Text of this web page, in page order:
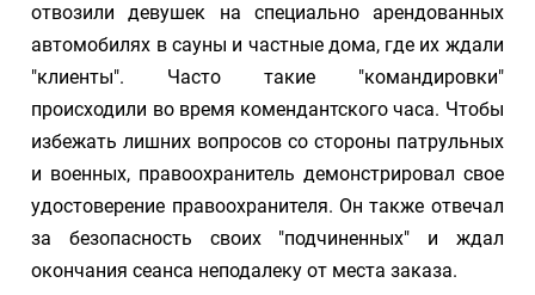
отвозили девушек на специально арендованных
автомобилях в сауны и частные дома, где их ждали
"клиенты". Часто такие "командировки"
происходили во время комендантского часа. Чтобы
избежать лишних вопросов со стороны патрульных
и военных, правоохранитель демонстрировал свое
удостоверение правоохранителя. Он также отвечал
за безопасность своих "подчиненных" и ждал
окончания сеанса неподалеку от места заказа.